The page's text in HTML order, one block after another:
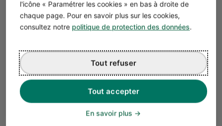
l'icône « Paramétrer les cookies » en bas à droite de
chaque page. Pour en savoir plus sur les cookies,
consultez notre politique de protection des données.
Tout accepter
Tout refuser
En savoir plus